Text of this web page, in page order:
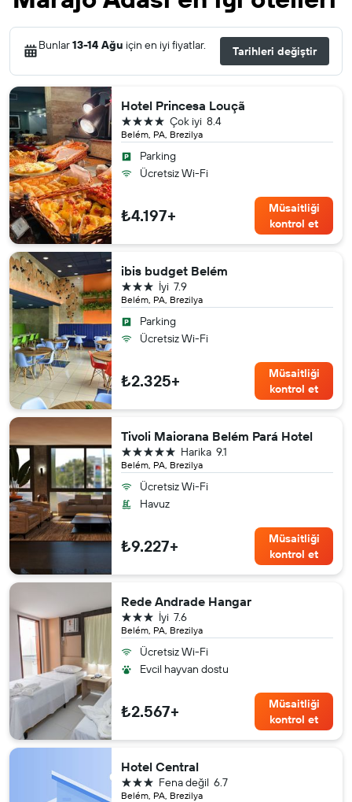
Bunlar13-14 Ağu için en iyi fiyatlar. Tarihleri değiştir
Hotel Princesa Louçã
Belém, PA, Brezilya
8.4
Çok iyi
4 yıldız
Parking
Ücretsiz Wi-Fi
₺4.197+
Müsaitliği
kontrol et
ibis budget Belém
Belém, PA, Brezilya
7.9
İyi
3 yıldız
Parking
Ücretsiz Wi-Fi
₺2.325+
Müsaitliği
kontrol et
Tivoli Maiorana Belém Pará Hotel
Belém, PA, Brezilya
9.1
Harika
5 yıldız
Ücretsiz Wi-Fi
Havuz
₺9.227+
Müsaitliği
kontrol et
Rede Andrade Hangar
Belém, PA, Brezilya
7.6
İyi
3 yıldız
Ücretsiz Wi-Fi
Evcil hayvan dostu
₺2.567+
Müsaitliği
kontrol et
Hotel Central
Belém, PA, Brezilya
6.7
Fena değil
3 yıldız